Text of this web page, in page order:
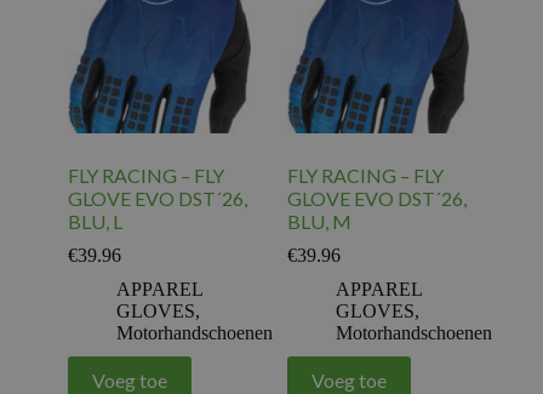
FLY RACING – FLY
GLOVE EVO DST´26,
BLU, L
€39.96
APPAREL
GLOVES,
Motorhandschoenen
Voeg toe
FLY RACING – FLY
GLOVE EVO DST´26,
BLU, M
€39.96
APPAREL
GLOVES,
Motorhandschoenen
Voeg toe